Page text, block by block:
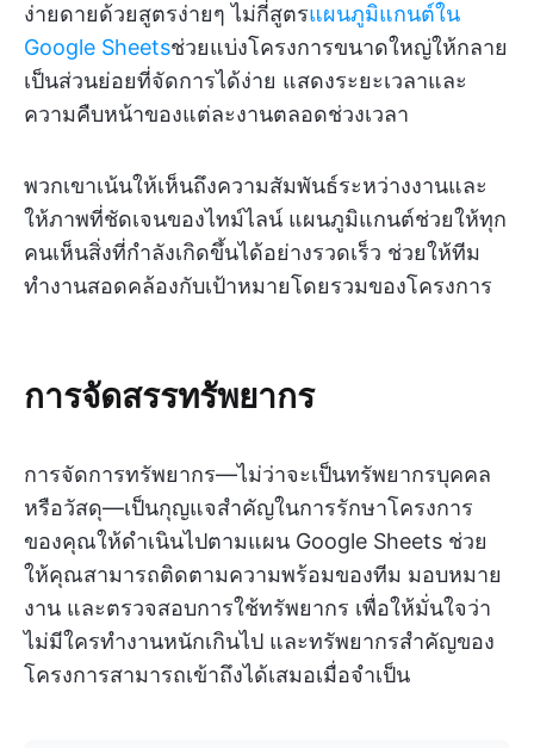
ง่ายดายด้วยสูตรง่ายๆ ไม่กี่สูตรแผนภูมิแกนต์ใน
Google Sheetsช่วยแบ่งโครงการขนาดใหญ่ให้กลาย
เป็นส่วนย่อยที่จัดการได้ง่าย แสดงระยะเวลาและ
ความคืบหน้าของแต่ละงานตลอดช่วงเวลา
พวกเขาเน้นให้เห็นถึงความสัมพันธ์ระหว่างงานและ
ให้ภาพที่ชัดเจนของไทม์ไลน์ แผนภูมิแกนต์ช่วยให้ทุก
คนเห็นสิ่งที่กำลังเกิดขึ้นได้อย่างรวดเร็ว ช่วยให้ทีม
ทำงานสอดคล้องกับเป้าหมายโดยรวมของโครงการ
การจัดสรรทรัพยากร
การจัดการทรัพยากร—ไม่ว่าจะเป็นทรัพยากรบุคคล
หรือวัสดุ—เป็นกุญแจสำคัญในการรักษาโครงการ
ของคุณให้ดำเนินไปตามแผน Google Sheets ช่วย
ให้คุณสามารถติดตามความพร้อมของทีม มอบหมาย
งาน และตรวจสอบการใช้ทรัพยากร เพื่อให้มั่นใจว่า
ไม่มีใครทำงานหนักเกินไป และทรัพยากรสำคัญของ
โครงการสามารถเข้าถึงได้เสมอเมื่อจำเป็น